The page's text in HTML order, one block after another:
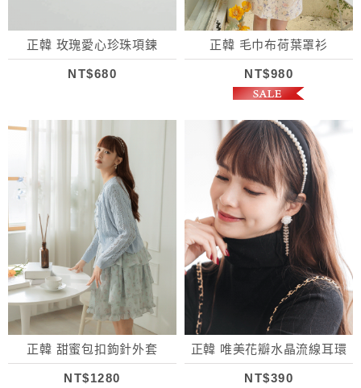
正韓 玫瑰愛心珍珠項鍊
NT$680
正韓 毛巾布荷葉罩衫
NT$980
正韓 甜蜜包扣鉤針外套
NT$1280
正韓 唯美花瓣水晶流線耳環
NT$390